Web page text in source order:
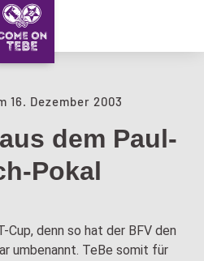
16. Dezember 2003
dem Paul-
Pokal
Cup, denn so hat der BFV den
umbenannt. TeBe somit für